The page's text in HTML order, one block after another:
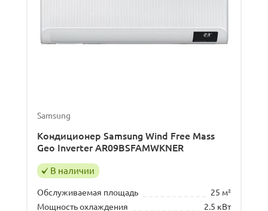
Samsung
Кондиционер Samsung Wind Free Mass
Geo Inverter AR09BSFAMWKNER
В наличии
Обслуживаемая площадь
25 м²
Мощность охлаждения
2.5 кВт